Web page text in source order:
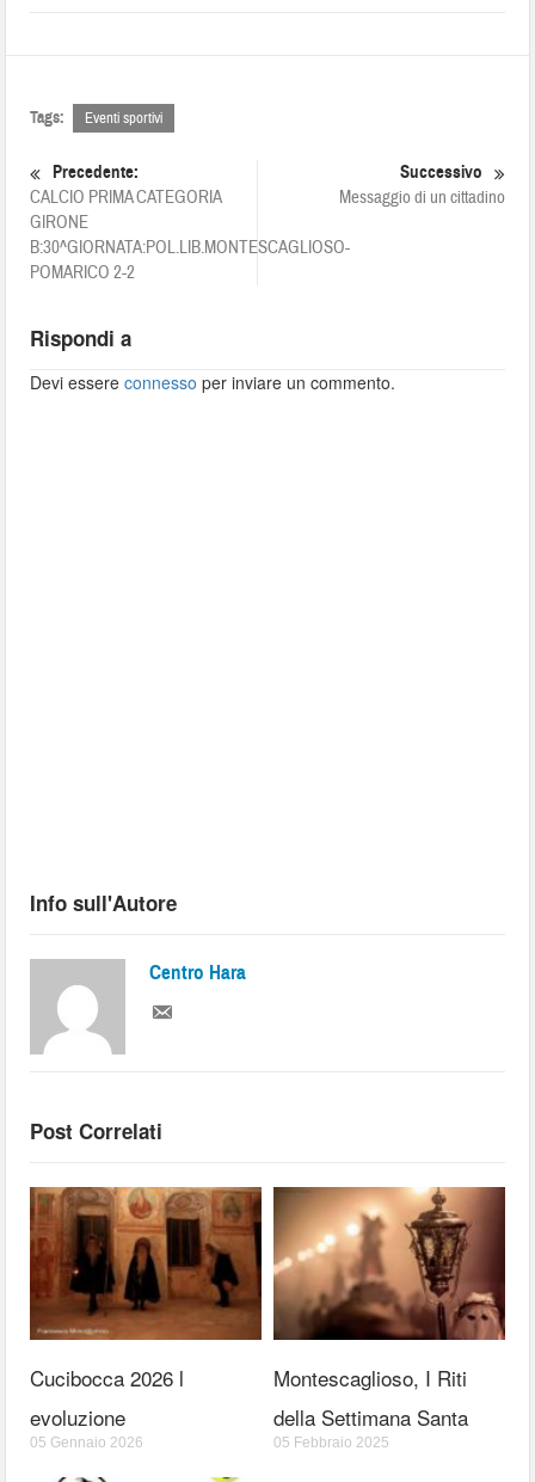
Tags: Eventi sportivi
Precedente:
CALCIO PRIMA CATEGORIA
GIRONE
B:30^GIORNATA:POL.LIB.MONTESCAGLIOSO-
POMARICO 2-2
Successivo
Messaggio di un cittadino
Rispondi a
Devi essereconnesso per inviare un commento.
Info sull'Autore
Centro Hara
Post Correlati
Cucibocca 2026 l
evoluzione
05 Gennaio 2026
Montescaglioso, I Riti
della Settimana Santa
05 Febbraio 2025